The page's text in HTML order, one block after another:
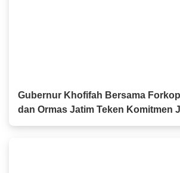
Gubernur Khofifah Bersama
dan Ormas Jatim Teken Komitmen
Timur Tetap Damai